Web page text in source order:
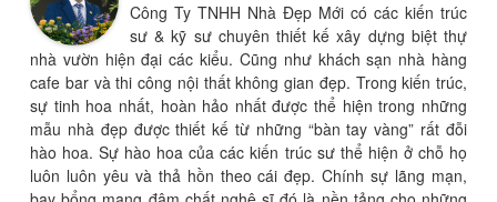
Công Ty TNHH Nhà Đẹp Mới có các kiến trúc
sư & kỹ sư chuyên thiết kế xây dựng biệt thự
nhà vườn hiện đại các kiểu. Cũng như khách sạn nhà hàng
cafe bar và thi công nội thất không gian đẹp. Trong kiến trúc,
sự tinh hoa nhất, hoàn hảo nhất được thể hiện trong những
mẫu nhà đẹp được thiết kế từ những “bàn tay vàng” rất đỗi
hào hoa. Sự hào hoa của các kiến trúc sư thể hiện ở chỗ họ
luôn luôn yêu và thả hồn theo cái đẹp. Chính sự lãng mạn,